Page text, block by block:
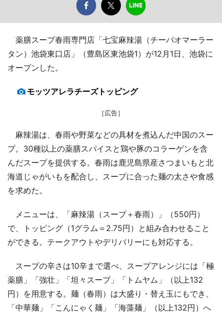
薬膳スープ春雨専門店「七宝麻辣湯（チーパオマーラー
タン）池袋東口店」（豊島区東池袋1）が12月1日、池袋に
オープンした。
モッツアレラチーズトッピング
［広告］
麻辣湯は、春雨や野菜などの具材を煮込んだ中国のスー
プ。30種以上の薬膳スパイスと鶏や豚のコラーゲンを含
んだスープを提供する。春雨は鹿児島県産さつまいもと北
海道じゃがいもを配合し、スープに合った麺の太さや食感
を求めた。
メニューは、「麻辣湯（スープ＋春雨）」（550円）
で、トッピング（1グラム＝2.75円）と組み合わせること
ができる。テークアウトやデリバリーにも対応する。
スープの辛さは10辛まで選べ、スープアレンジには「極
薬膳」「強壮」「坦々スープ」「トムヤム」（以上132
円）を用意する。麺（春雨）は大盛り・替え玉にもでき、
「中華麺」「こんにゃく麺」「海藻麺」（以上132円）へ